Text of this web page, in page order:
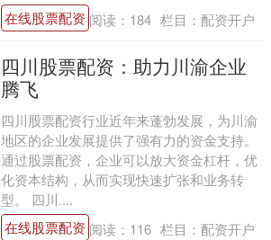
在线股票配资 阅读： 184 栏目： 配资开户
四川股票配资：助力川渝企业
腾飞
四川股票配资行业近年来蓬勃发展，为川渝
地区的企业发展提供了强有力的资金支持。
通过股票配资，企业可以放大资金杠杆，优
化资本结构，从而实现快速扩张和业务转
型。 四川....
在线股票配资 阅读： 116 栏目： 配资开户